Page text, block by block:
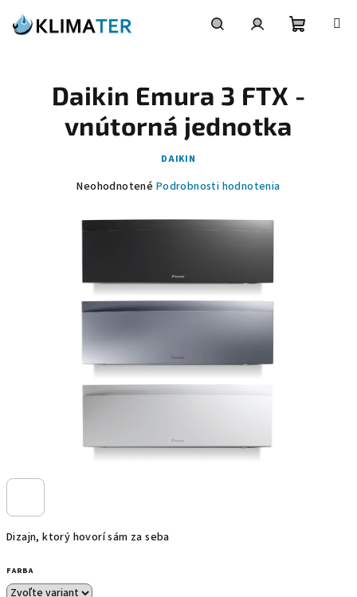
obsah
košík
Dizajn, ktorý hovorí sám za seba
FARBA
Daikin Emura 3 FTX -
vnútorná jednotka
DAIKIN
Priemerné
produktu
hviezdičiek.
Neohodnotené Podrobnosti hodnotenia